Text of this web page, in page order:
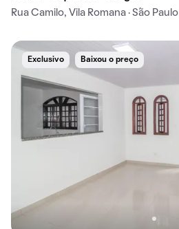
Rua Camilo, Vila Romana · São Paulo
Exclusivo Baixou o preço